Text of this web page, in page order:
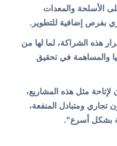
الأسلحة والمعدات
بفرص إضافية للتطوير.
هذه الشراكة، لما لها من
والمساهمة في تحقيق
مثل هذه المشاريع،
تجاري ومتبادل المنفعة،
بشكل أسرع".